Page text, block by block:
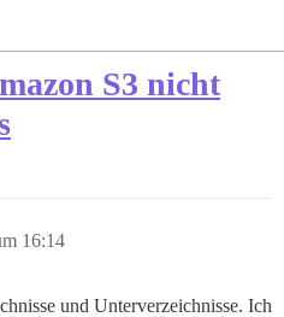
S3 nicht
16:14
und Unterverzeichnisse. Ich